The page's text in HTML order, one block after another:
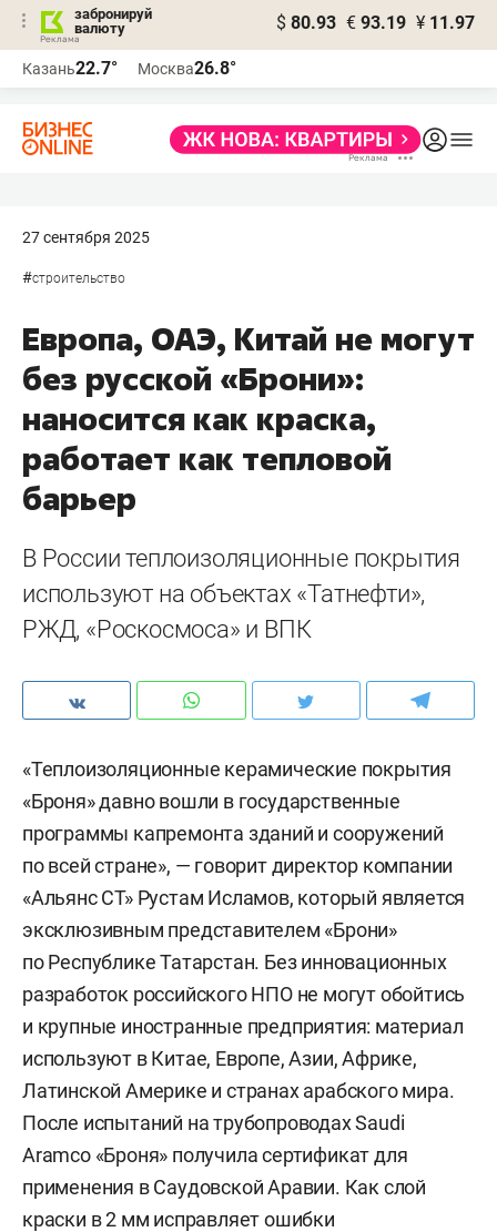
забронируй
валюту
$ 80.93 € 93.19 ¥ 11.97
Казань22.7° Москва26.8°
27 сентября 2025
#строительство
Европа, ОАЭ, Китай не могут
без русской «Брони»:
наносится как краска,
работает как тепловой
барьер
В России теплоизоляционные покрытия
используют на объектах «Татнефти»,
РЖД, «Роскосмоса» и ВПК
«Теплоизоляционные керамические покрытия
«Броня» давно вошли в государственные
программы капремонта зданий и сооружений
по всей стране», — говорит директор компании
«Альянс СТ» Рустам Исламов, который является
эксклюзивным представителем «Брони»
по Республике Татарстан. Без инновационных
разработок российского НПО не могут обойтись
и крупные иностранные предприятия: материал
используют в Китае, Европе, Азии, Африке,
Латинской Америке и странах арабского мира.
После испытаний на трубопроводах Saudi
Aramco «Броня» получила сертификат для
применения в Саудовской Аравии. Как слой
краски в 2 мм исправляет ошибки